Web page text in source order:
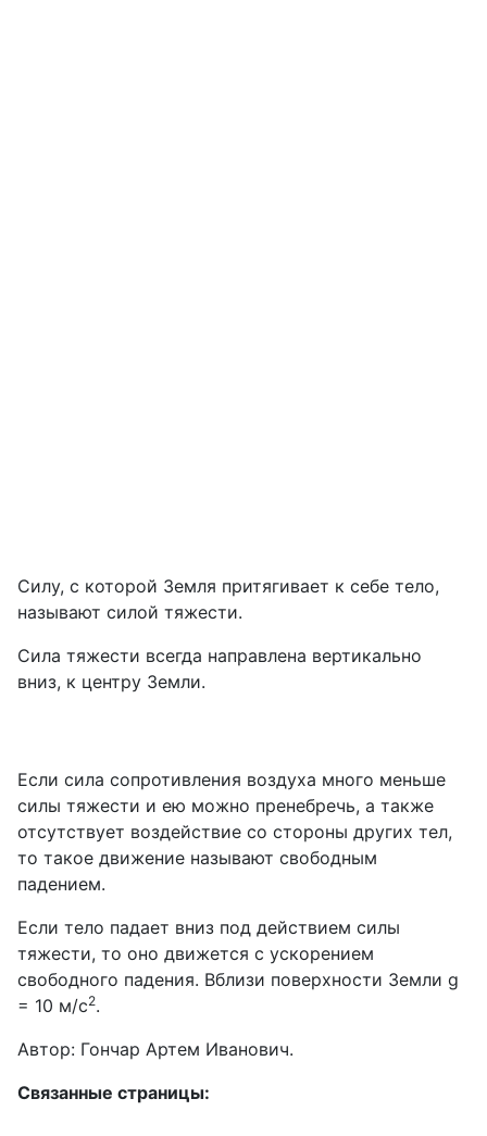
Силу, с которой Земля притягивает к себе тело,
называют силой тяжести.
Сила тяжести всегда направлена вертикально
вниз, к центру Земли.
Если сила сопротивления воздуха много меньше
силы тяжести и ею можно пренебречь, а также
отсутствует воздействие со стороны других тел,
то такое движение называют свободным
падением.
Если тело падает вниз под действием силы
тяжести, то оно движется с ускорением
свободного падения. Вблизи поверхности Земли g
= 10 м/с2.
Автор: Гончар Артем Иванович.
Связанные страницы: